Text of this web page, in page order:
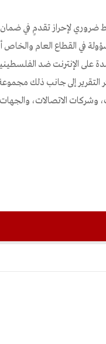
ضروري لإحراز تقدمٍ في
في القطاع العام
على الإنترنت ضد
إلى جانب ذلك
وشركات الاتصالات،